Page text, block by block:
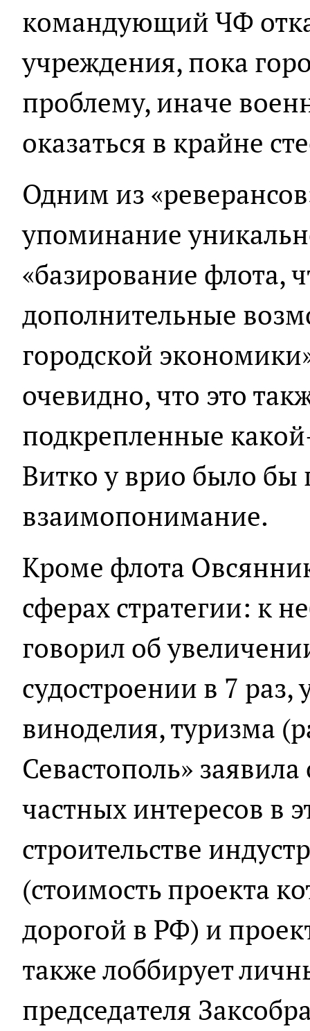
командующий ЧФ
учреждения, пока
проблему, иначе
оказаться в крайне
Одним из
упоминание
«базирование флота,
дополнительные
городской
очевидно, что это
подкрепленные
Витко у врио было бы
взаимопонимание.
Кроме флота
сферах стратегии: к
говорил об
судостроении в 7
виноделия, туризма
Севастополь»
частных интересов в
строительстве
(стоимость проекта
дорогой в РФ) и
также лоббирует
председателя